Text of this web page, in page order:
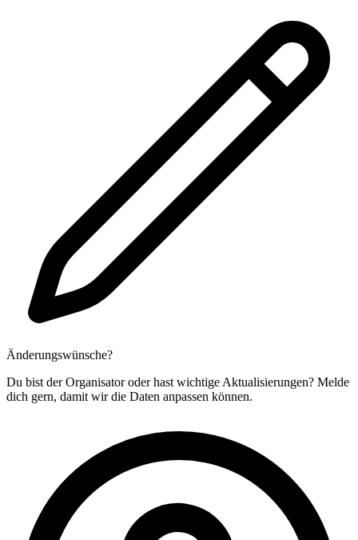
Änderungswünsche?
Du bist der Organisator oder hast wichtige Aktualisierungen? Melde
dich gern, damit wir die Daten anpassen können.